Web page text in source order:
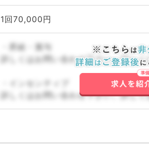
1回70,000円
・昇給・賞与
詳しくはお問い合わせ下さい。詳し
・インセンティブ
詳しくはお問い合わせ下さい。詳し